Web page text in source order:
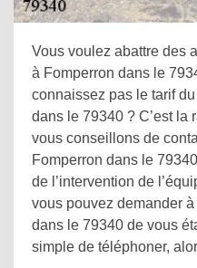
Vous voulez abattre des
à Fomperron dans le
connaissez pas le tarif
dans le 79340 ? C’est la
vous conseillons de
Fomperron dans le
de l’intervention de
vous pouvez demander
dans le 79340 de vous
simple de téléphoner,